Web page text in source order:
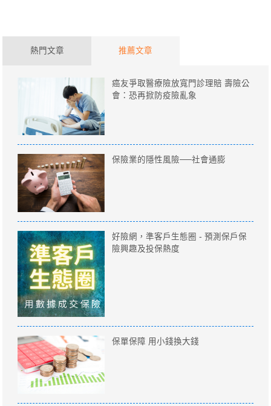
熱門文章 推薦文章
癌友爭取醫療險放寬門診理賠 壽險公
會：恐再掀防疫險亂象
保險業的隱性風險──社會通膨
好險網，準客戶生態圈 - 預測保戶保
險興趣及投保熱度
保單保障 用小錢換大錢